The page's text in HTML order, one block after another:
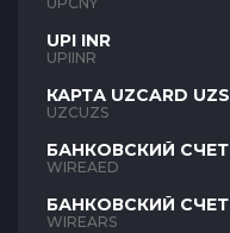
UPI INR
UPIINR
КАРТА UZCARD UZS
UZCUZS
БАНКОВСКИЙ СЧЕТ
AED
WIREAED
БАНКОВСКИЙ СЧЕТ
ARS
WIREARS